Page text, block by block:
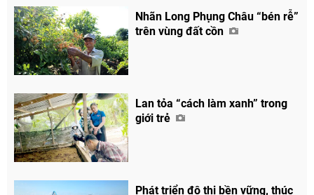
Nhãn Long Phụng Châu “bén rễ”
trên vùng đất cồn
Lan tỏa “cách làm xanh” trong
giới trẻ
Phát triển đô thị bền vững, thúc